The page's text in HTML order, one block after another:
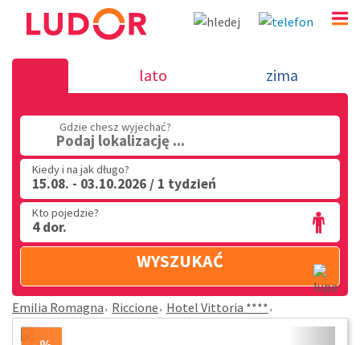
Hotel Vittoria **** - Riccione - Emilia
(32) 720 60 56
lato zima
Gdzie chesz wyjechać?
Podaj lokalizację ...
Kiedy i na jak długo?
15.08. - 03.10.2026 / 1 tydzień
Kto pojedzie?
4 dor.
WYSZUKAĆ
Emilia Romagna Riccione Hotel Vittoria ****